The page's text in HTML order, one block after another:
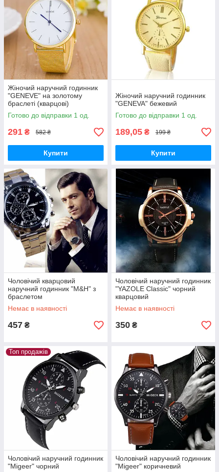
Жіночий наручний годинник
"GENEVE" на золотому
браслеті (кварцові)
Готово до відправки 1 од.
291 ₴ 582 ₴
Купити
Жіночий наручний годинник
"GENEVA" бежевий
Готово до відправки 1 од.
189,05 ₴ 199 ₴
Купити
Чоловічий кварцовий
наручний годинник "M&H" з
браслетом
Немає в наявності
457 ₴
Чоловічий наручний годинник
"YAZOLE Classic" чорний
кварцовий
Немає в наявності
350 ₴
Топ продажів
Чоловічий наручний годинник
"Migeer" чорний
Чоловічий наручний годинник
"Migeer" коричневий